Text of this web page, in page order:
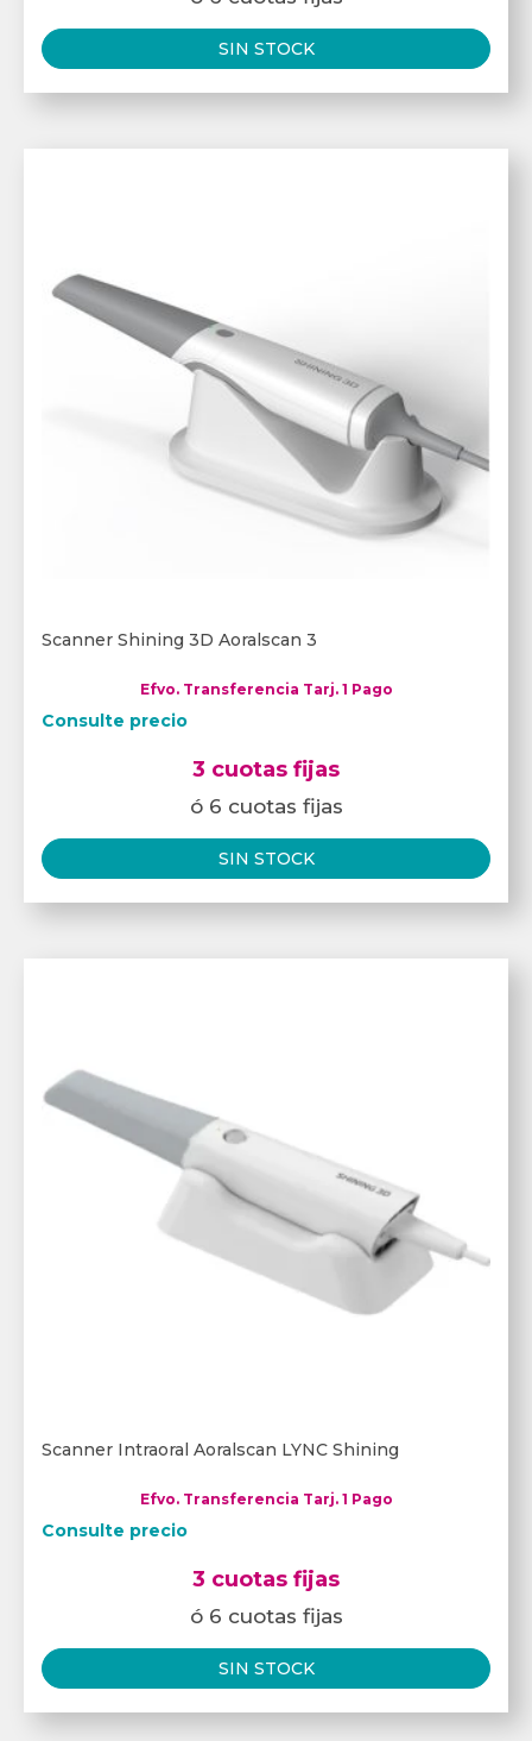
SIN STOCK
Scanner Shining 3D Aoralscan 3
Efvo. Transferencia Tarj. 1 Pago
Consulte precio
3 cuotas fijas
ó 6 cuotas fijas
SIN STOCK
Scanner Intraoral Aoralscan LYNC Shining
Efvo. Transferencia Tarj. 1 Pago
Consulte precio
3 cuotas fijas
ó 6 cuotas fijas
SIN STOCK